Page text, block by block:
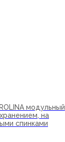
модульный,
на
спинками